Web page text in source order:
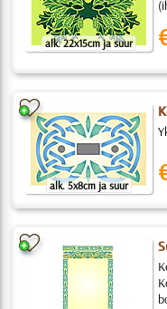
alk. 22x15cm ja suur
alk. 5x8cm ja suur